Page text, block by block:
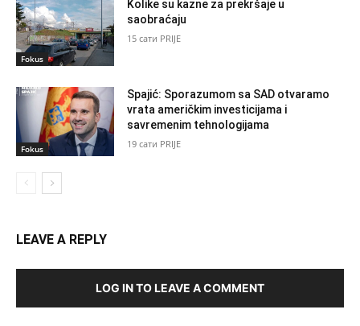
Fokus
Kolike su kazne za prekršaje u
saobraćaju
15 сати PRIJE
Fokus
Spajić: Sporazumom sa SAD otvaramo
vrata američkim investicijama i
savremenim tehnologijama
19 сати PRIJE
LEAVE A REPLY
LOG IN TO LEAVE A COMMENT